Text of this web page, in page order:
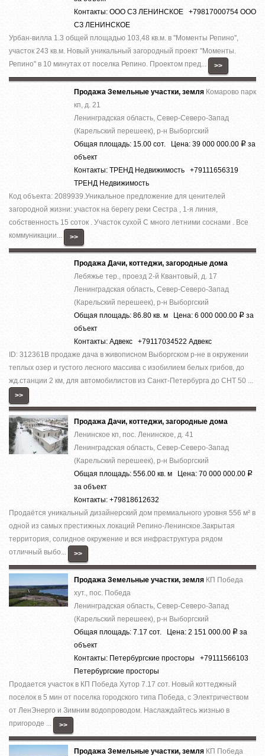
Контакты: ООО СЗ ЛЕНИНСКОЕ +79817000754 ООО
СЗ ЛЕНИНСКОЕ
Урбан-вилла 1.3 общей площадью 103,48 кв.м. в ''Моменты Репино'',
участок 243 кв.м. Новый уникальный загородный проект ''Моменты.
Репино'' в 10 минутах от поселка Репино. Проектом пред...
>>
Продажа Земельные участки, земля Комарово парк
кп, д. 21
Ленинградская область, Север-Северо-Запад
(Карельский перешеек), р-н Выборгский
Общая площадь: 15.00 сот. Цена: 39 000 000.00 Р за
объект
Контакты: ТРЕНД Недвижимость +79111656319
ТРЕНД Недвижимость
Код объекта: 2089939.Уникальное предложение для ценителей
загородной жизни: участок на берегу реки Сестра , 1-я линия,
собственность 15 соток . Участок сухой С много летними соснами . Все
коммуникации...
>>
Продажа Дачи, коттеджи, загородные дома
Лебяжье тер., проезд 2-й Квантовый, д. 17
Ленинградская область, Север-Северо-Запад
(Карельский перешеек), р-н Выборгский
Общая площадь: 86.80 кв. м Цена: 6 000 000.00 Р за
объект
Контакты: Адвекс +79117034522 Адвекс
ID: 312361В продаже дача в живописном Выборгском р-не в окружении
теплых озер и густого лесного массива с изобилием белых грибов, до
жд.станции 2 км, для автомобилистов из Санкт-Петербурга до СНТ 50 ...
>>
Продажа Дачи, коттеджи, загородные дома
Ленинское кп, пос. Ленинское, д. 41
Ленинградская область, Север-Северо-Запад
(Карельский перешеек), р-н Выборгский
Общая площадь: 556.00 кв. м Цена: 70 000 000.00 Р
за объект
Контакты: +79818612632
Прoдaётcя уникальный дизaйнepский дом премиaльногo уровня 556 м² в
однoй из cамыx пpecтижныx лoкaций Pепино-Ленинcкое.Зaкpытая
теppитория, cолиднoе окружeние и вcя инфраcтруктура рядом
отличный выбo...
>>
Продажа Земельные участки, земля КП Победа
хут., пос. Победа
Ленинградская область, Север-Северо-Запад
(Карельский перешеек), р-н Выборгский
Общая площадь: 7.17 сот. Цена: 2 151 000.00 Р за
объект
Контакты: Петербургские просторы +79111566103
Петербургские просторы
Продается участок в КП Победа Хутор 7.17 сот. Новый коттеджный
поселок в 5 мин от поселка городского типа Победа, с Электричеством
от ЛенЭнерго и Зимним водопроводом. Наслаждайтесь жизнью в
пригороде ...
>>
Продажа Земельные участки, земля КП Победа